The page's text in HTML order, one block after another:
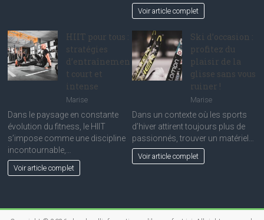
Voir article complet
HIIT pour tous :
stratégies
d’entraînemen
t court et
intense
Marise
Dans le paysage en constante
évolution du fitness, le HIIT
s’impose comme une discipline
incontournable,…
Voir article complet
Ski d’occasion :
profitez du
plaisir de la
glisse sans vous
ruiner !
Marise
Dans un contexte où les sports
d’hiver attirent toujours plus de
passionnés, trouver un matériel…
Voir article complet